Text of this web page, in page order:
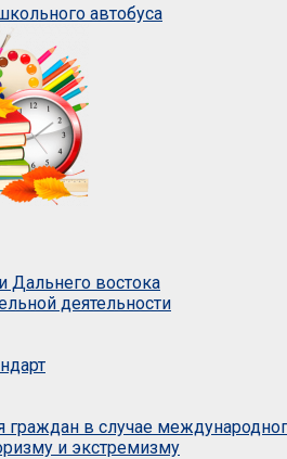
автобуса
Дальнего востока
деятельности
граждан в случае
и экстремизму